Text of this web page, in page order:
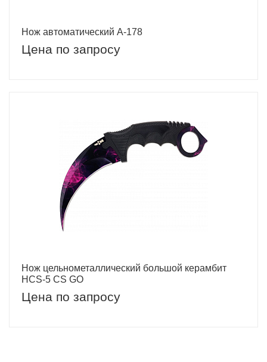
Нож автоматический A-178
Цена по запросу
Нож цельнометаллический большой керамбит
HCS-5 CS GO
Цена по запросу